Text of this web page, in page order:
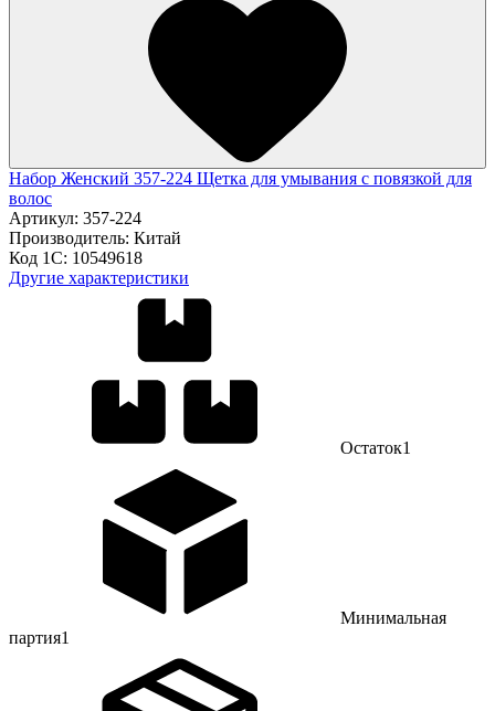
Набор Женский 357-224 Щетка для умывания с повязкой для
волос
Артикул: 357-224
Производитель: Китай
Код 1С: 10549618
Другие характеристики
Остаток1
Минимальная
партия1